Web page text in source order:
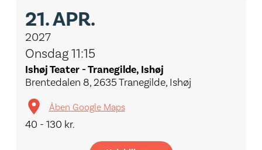
21.APR.
2027
Onsdag 11:15
Ishøj Teater - Tranegilde, Ishøj
Brentedalen 8, 2635 Tranegilde, Ishøj
Åben Google Maps
40 - 130 kr.